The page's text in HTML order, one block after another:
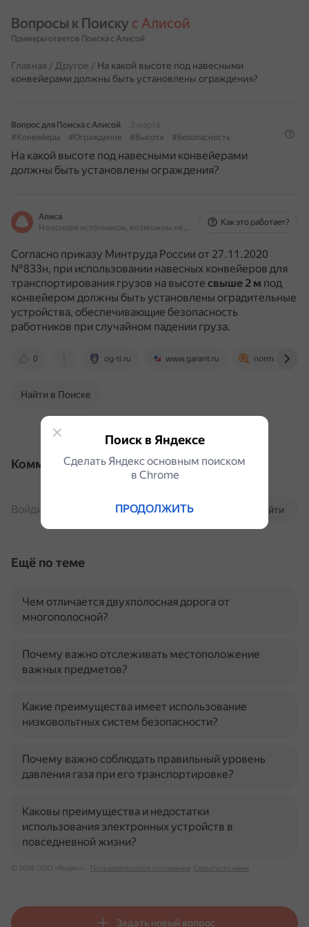
Вопросы к Поиску с Алисой
Примеры ответов Поиска с Алисой
Главная / Другое / На какой высоте под навесными
конвейерами должны быть установлены ограждения?
Вопрос для Поиска с Алисой
3 марта
#Конвейеры
#Ограждения #Высота #Безопасность
На какой высоте под навесными конвейерами
должны быть установлены ограждения?
Алиса
На основе источников, возможны неточности
Как это работает?
Согласно приказу Минтруда России от 27.11.2020
№833н, при использовании навесных конвейеров для
транспортирования грузов на высоте свыше 2 м под
конвейером должны быть установлены оградительные
устройства, обеспечивающие безопасность
работников при случайном падении груза.
0 og-ti.ru www.garant.ru
Найти в Поиске
Комментарии
Войти
Войдите, чтобы комментировать
Ещё по теме
Чем отличается двухполосная дорога от
многополосной?
Почему важно отслеживать местоположение
важных предметов?
Какие преимущества имеет использование
низковольтных систем безопасности?
Почему важно соблюдать правильный уровень
давления газа при его транспортировке?
Каковы преимущества и недостатки
использования электронных устройств в
повседневной жизни?
© 2026 ООО «Яндекс» Пользовательское соглашение Связаться с нами
Задать новый вопрос
Поиск в Яндексе
Сделать Яндекс основным поиском
в Сhrome
ПРОДОЛЖИТЬ